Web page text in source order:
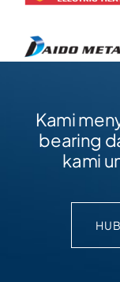
Kami
bearing
kami